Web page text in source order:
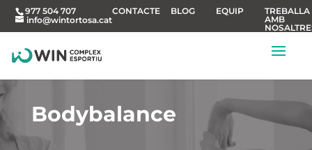
977 504 707
info@wintortosa.cat
CONTACTE BLOG EQUIP
TREBALLA
AMB
Bodybalance